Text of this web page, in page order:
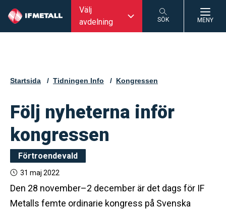
Välj
avdelning
SÖK MENY
Startsida Tidningen Info Kongressen
Följ nyheterna inför
kongressen
Förtroendevald
31 maj 2022
Den 28 november–2 december är det dags för IF
Metalls femte ordinarie kongress på Svenska